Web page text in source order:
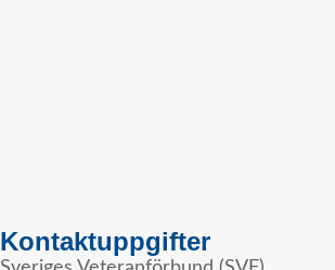
Kontaktuppgifter